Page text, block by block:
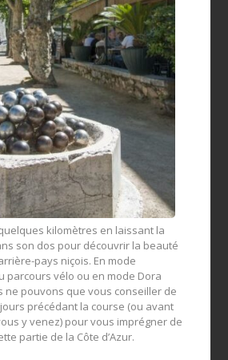
kilomètres en laissant la
son dos pour découvrir la beauté
pays niçois. En mode
parcours vélo ou en mode Dora
ne pouvons que vous conseiller de
précédant la course (ou avant
y venez) pour vous imprégner de
partie de la Côte d’Azur.